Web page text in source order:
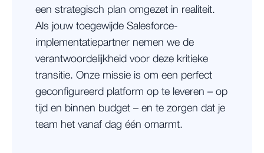
een strategisch plan omgezet in realiteit.
Als jouw toegewijde Salesforce-
implementatiepartner nemen we de
verantwoordelijkheid voor deze kritieke
transitie. Onze missie is om een perfect
geconfigureerd platform op te leveren – op
tijd en binnen budget – en te zorgen dat je
team het vanaf dag één omarmt.